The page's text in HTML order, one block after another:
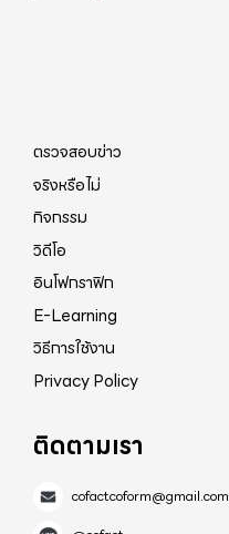
ตรวจสอบข่าว
จริงหรือไม่
กิจกรรม
วิดีโอ
อินโฟกราฟิก
E-Learning
วิธีการใช้งาน
Privacy Policy
ติดตามเรา
cofactcoform@gmail.com